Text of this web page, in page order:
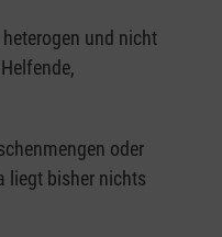
und nicht
oder
liegt bisher nichts